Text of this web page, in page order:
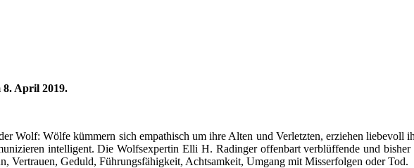
8. April 2019.
Wolf: Wölfe kümmern sich empathisch um ihre Alten und Verletzten, erziehen liebevoll
intelligent. Die Wolfsexpertin Elli H. Radinger offenbart verblüffende und bisher
Vertrauen, Geduld, Führungsfähigkeit, Achtsamkeit, Umgang mit Misserfolgen oder Tod.